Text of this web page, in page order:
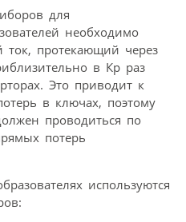
для
необходимо
ток, протекающий через
в Кр раз
Это приводит к
в ключах, поэтому
проводиться по
потерь
используются